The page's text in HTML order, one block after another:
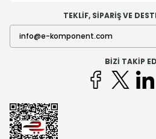
TEKLİF, SİPARİŞ VE
BIZI TAKIP